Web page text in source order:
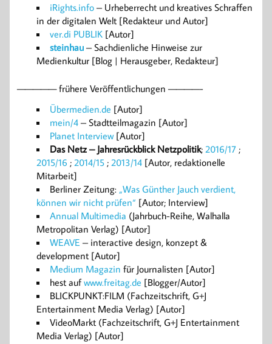
iRights.info – Urheberrecht und kreatives Schraffen
in der digitalen Welt [Redakteur und Autor]
ver.di PUBLIK [Autor]
steinhau – Sachdienliche Hinweise zur
Medienkultur [Blog | Herausgeber, Redakteur]
————— frühere Veröffentlichungen ————-
Übermedien.de [Autor]
mein/4 – Stadtteilmagazin [Autor]
Planet Interview[Autor]
Das Netz – Jahresrückblick Netzpolitik; 2016/17 ;
2015/16 ; 2014/15 ; 2013/14 [Autor, redaktionelle
Mitarbeit]
Berliner Zeitung: „Was Günther Jauch verdient,
können wir nicht prüfen“ [Autor; Interview]
Annual Multimedia (Jahrbuch-Reihe, Walhalla
Metropolitan Verlag) [Autor]
WEAVE – interactive design, konzept &
development [Autor]
Medium Magazin für Journalisten [Autor]
hest aufwww.freitag.de [Blogger/Autor]
BLICKPUNKT:FILM (Fachzeitschrift, G+J
Entertainment Media Verlag) [Autor]
VideoMarkt (Fachzeitschrift, G+J Entertainment
Media Verlag) [Autor]